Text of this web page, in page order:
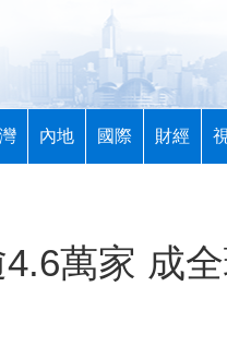
內地 國際 財經
萬家 成